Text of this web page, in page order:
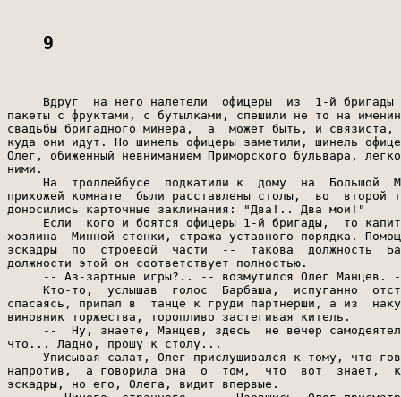
9
Вдруг  на него налетели  офицеры  из  1-й бригады
пакеты с фруктами, с бутылками, спешили не то на
свадьбы бригадного минера,  а  может быть, и
куда они идут. Но шинель офицеры заметили, шинель
Олег, обиженный невниманием Приморского бульвара,
ними.
На  троллейбусе  подкатили к  дому  на  Большой
прихожей комнате  были расставлены столы,  во  второй
доносились карточные заклинания: "Два!.. Два мои!"
Если  кого и боятся офицеры 1-й бригады,  то
хозяина  Минной стенки, стража уставного порядка.
эскадры  по  строевой  части  --  такова  должность
должности этой он соответствует полностью.
-- Аз-зартные игры?.. -- возмутился Олег Манцев.
Кто-то,  услышав  голос  Барбаша,  испуганно
спасаясь, припал в  танце к груди партнерши, а из
виновник торжества, торопливо застегивая китель.
--  Ну, знаете, Манцев, здесь  не вечер
что... Ладно, прошу к столу...
Уписывая салат, Олег прислушивался к тому, что
напротив,  а говорила она  о  том,  что  вот  знает,
эскадры, но его, Олега, видит впервые.